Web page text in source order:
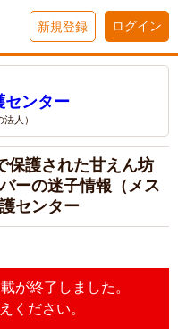
新規登録 ログイン
センター
人）
保護された甘えん坊
ーの迷子情報（メス
センター
が終了しました。
ください。